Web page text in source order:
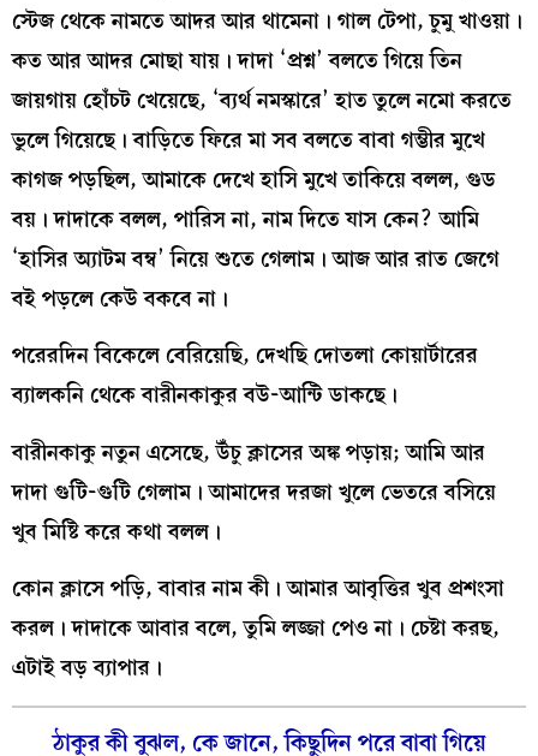
স্টেজ থেকে নামতে আদর আর থামেনা। গাল টেপা, চুমু খাওয়া।
কত আর আদর মোছা যায়। দাদা ‘প্রশ্ন’ বলতে গিয়ে তিন
জায়গায় হোঁচট খেয়েছে, ‘ব্যর্থ নমস্কারে’ হাত তুলে নমো করতে
ভুলে গিয়েছে। বাড়িতে ফিরে মা সব বলতে বাবা গম্ভীর মুখে
কাগজ পড়ছিল, আমাকে দেখে হাসি মুখে তাকিয়ে বলল, গুড
বয়। দাদাকে বলল, পারিস না, নাম দিতে যাস কেন? আমি
‘হাসির অ্যাটম বম্ব’ নিয়ে শুতে গেলাম। আজ আর রাত জেগে
বই পড়লে কেউ বকবে না।
পরেরদিন বিকেলে বেরিয়েছি, দেখছি দোতলা কোয়ার্টারের
ব্যালকনি থেকে বারীনকাকুর বউ-আন্টি ডাকছে।
বারীনকাকু নতুন এসেছে, উঁচু ক্লাসের অঙ্ক পড়ায়; আমি আর
দাদা গুটি-গুটি গেলাম। আমাদের দরজা খুলে ভেতরে বসিয়ে
খুব মিষ্টি করে কথা বলল।
কোন ক্লাসে পড়ি, বাবার নাম কী। আমার আবৃত্তির খুব প্রশংসা
করল। দাদাকে আবার বলে, তুমি লজ্জা পেও না। চেষ্টা করছ,
এটাই বড় ব্যাপার।
ঠাকুর কী বুঝল, কে জানে, কিছুদিন পরে বাবা গিয়ে